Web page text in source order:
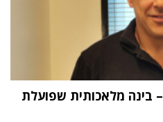
"העתיד הוא Physical AI – בינה מלאכותית שפועלת